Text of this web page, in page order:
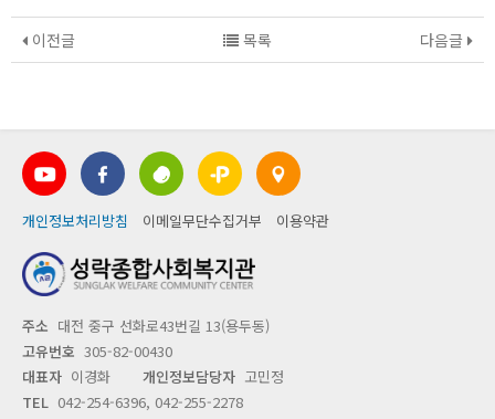
이전글 다음글
목록
개인정보처리방침 이메일무단수집거부 이용약관
주소 대전 중구 선화로43번길 13(용두동)
고유번호 305-82-00430
대표자 이경화 개인정보담당자 고민정
TEL 042-254-6396, 042-255-2278